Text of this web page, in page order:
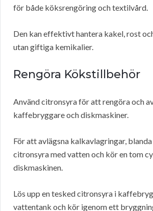
för både köksrengöring och textilvård.
Den kan effektivt hantera kakel, rost
utan giftiga kemikalier.
Rengöra Kökstillbehör
Använd citronsyra för att rengöra och
kaffebryggare och diskmaskiner.
För att avlägsna kalkavlagringar,
citronsyra med vatten och kör en tom
diskmaskinen.
Lös upp en tesked citronsyra i
vattentank och kör igenom ett